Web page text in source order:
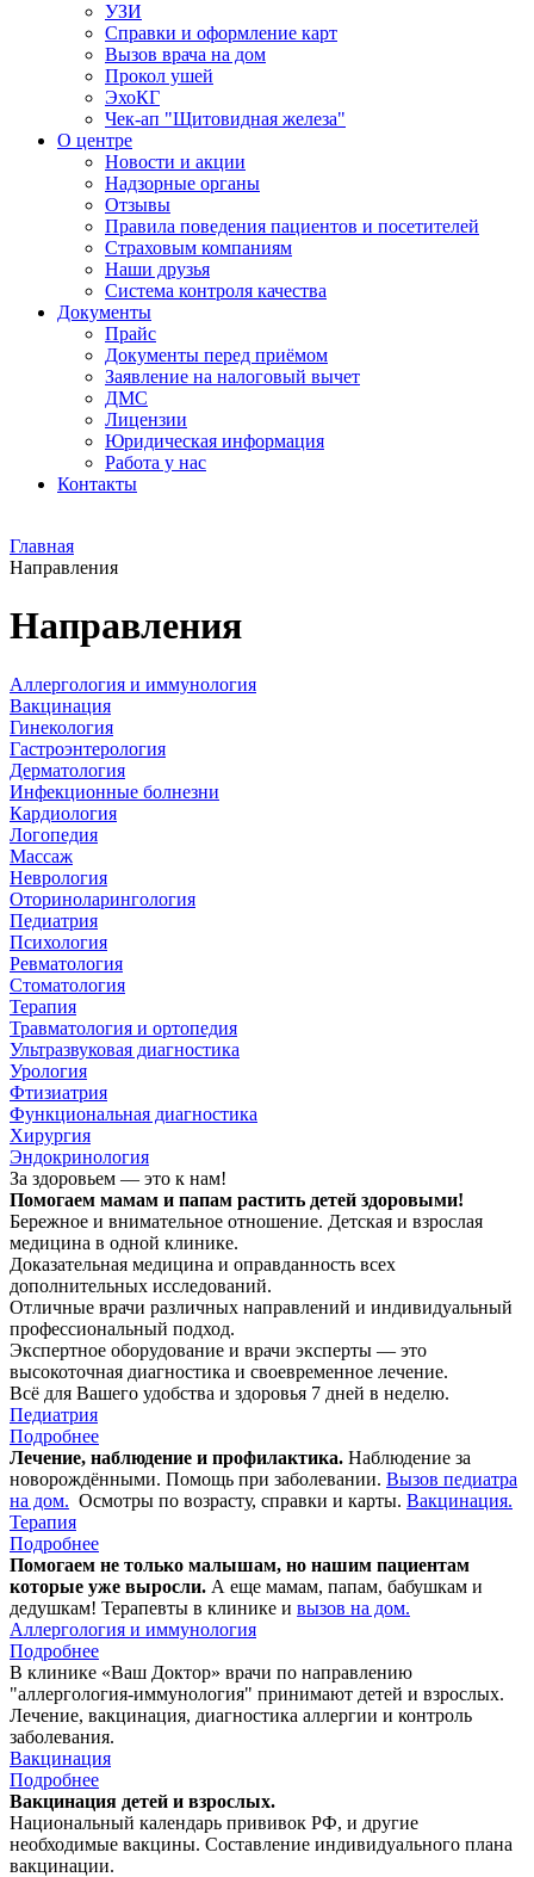
УЗИ
Справки и оформление карт
Вызов врача на дом
Прокол ушей
ЭхоКГ
Чек-ап "Щитовидная железа"
О центре
Новости и акции
Надзорные органы
Отзывы
Правила поведения пациентов и посетителей
Страховым компаниям
Наши друзья
Система контроля качества
Документы
Прайс
Документы перед приёмом
Заявление на налоговый вычет
ДМС
Лицензии
Юридическая информация
Работа у нас
Контакты
Главная
Направления
Направления
Аллергология и иммунология
Вакцинация
Гинекология
Гастроэнтерология
Дерматология
Инфекционные болнезни
Кардиология
Логопедия
Массаж
Неврология
Оториноларингология
Педиатрия
Психология
Ревматология
Стоматология
Терапия
Травматология и ортопедия
Ультразвуковая диагностика
Урология
Фтизиатрия
Функциональная диагностика
Хирургия
Эндокринология
За здоровьем — это к нам!
Помогаем мамам и папам растить детей здоровыми!
Бережное и внимательное отношение. Детская и взрослая
медицина в одной клинике.
Доказательная медицина и оправданность всех
дополнительных исследований.
Отличные врачи различных направлений и индивидуальный
профессиональный подход.
Экспертное оборудование и врачи эксперты — это
высокоточная диагностика и своевременное лечение.
Всё для Вашего удобства и здоровья 7 дней в неделю.
Педиатрия
Подробнее
Лечение, наблюдение и профилактика. Наблюдение за
новорождёнными. Помощь при заболевании. Вызов педиатра
на дом. Осмотры по возрасту, справки и карты. Вакцинация.
Терапия
Подробнее
Помогаем не только малышам, но нашим пациентам
которые уже выросли. А еще мамам, папам, бабушкам и
дедушкам! Терапевты в клинике и вызов на дом.
Аллергология и иммунология
Подробнее
В клинике «Ваш Доктор» врачи по направлению
"аллергология-иммунология" принимают детей и взрослых.
Лечение, вакцинация, диагностика аллергии и контроль
заболевания.
Вакцинация
Подробнее
Вакцинация детей и взрослых.
Национальный календарь прививок РФ, и другие
необходимые вакцины. Составление индивидуального плана
вакцинации.